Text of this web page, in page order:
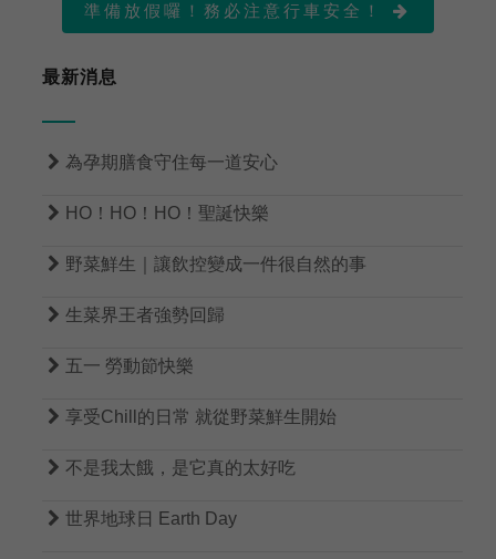
準備放假囉！務必注意行車安全！ 
最新消息
 為孕期膳食守住每一道安心
 HO！HO！HO！聖誕快樂
 野菜鮮生｜讓飲控變成一件很自然的事
 生菜界王者強勢回歸
 五一 勞動節快樂
 享受Chill的日常 就從野菜鮮生開始
 不是我太餓，是它真的太好吃
 世界地球日 Earth Day